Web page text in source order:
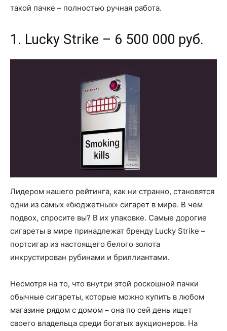
такой пачке – полностью ручная работа.
1. Lucky Strike – 6 500 000 руб.
Лидером нашего рейтинга, как ни странно, становятся
одни из самых «бюджетных» сигарет в мире. В чем
подвох, спросите вы? В их упаковке. Самые дорогие
сигареты в мире принадлежат бренду Lucky Strike –
портсигар из настоящего белого золота
инкрустирован рубинами и бриллиантами.
Несмотря на то, что внутри этой роскошной пачки
обычные сигареты, которые можно купить в любом
магазине рядом с домом – она по сей день ищет
своего владельца среди богатых аукционеров. На